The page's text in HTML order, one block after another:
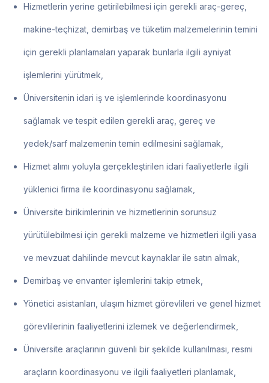
Hizmetlerin yerine getirilebilmesi için gerekli araç-gereç,
makine-teçhizat, demirbaş ve tüketim malzemelerinin temini
için gerekli planlamaları yaparak bunlarla ilgili ayniyat
işlemlerini yürütmek,
Üniversitenin idari iş ve işlemlerinde koordinasyonu
sağlamak ve tespit edilen gerekli araç, gereç ve
yedek/sarf malzemenin temin edilmesini sağlamak,
Hizmet alımı yoluyla gerçekleştirilen idari faaliyetlerle ilgili
yüklenici firma ile koordinasyonu sağlamak,
Üniversite birikimlerinin ve hizmetlerinin sorunsuz
yürütülebilmesi için gerekli malzeme ve hizmetleri ilgili yasa
ve mevzuat dahilinde mevcut kaynaklar ile satın almak,
Demirbaş ve envanter işlemlerini takip etmek,
Yönetici asistanları, ulaşım hizmet görevlileri ve genel hizmet
görevlilerinin faaliyetlerini izlemek ve değerlendirmek,
Üniversite araçlarının güvenli bir şekilde kullanılması, resmi
araçların koordinasyonu ve ilgili faaliyetleri planlamak,